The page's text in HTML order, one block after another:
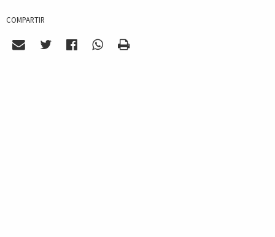
COMPARTIR